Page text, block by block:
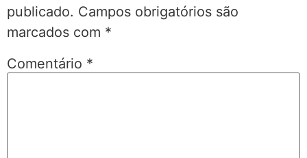
publicado. Campos obrigatórios são
marcados com *
Comentário *